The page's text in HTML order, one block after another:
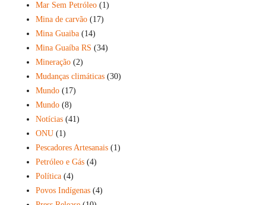
Mar Sem Petróleo (1)
Mina de carvão (17)
Mina Guaiba (14)
Mina Guaíba RS (34)
Mineração (2)
Mudanças climáticas (30)
Mundo (17)
Mundo (8)
Notícias (41)
ONU (1)
Pescadores Artesanais (1)
Petróleo e Gás (4)
Política (4)
Povos Indígenas (4)